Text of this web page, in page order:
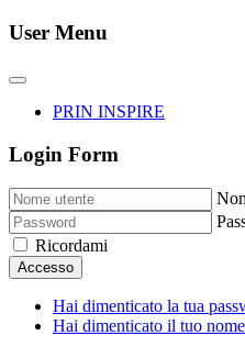
User Menu
PRIN INSPIRE
Login Form
Ricordami
Accesso
Hai dimenticato la tua
Hai dimenticato il tuo